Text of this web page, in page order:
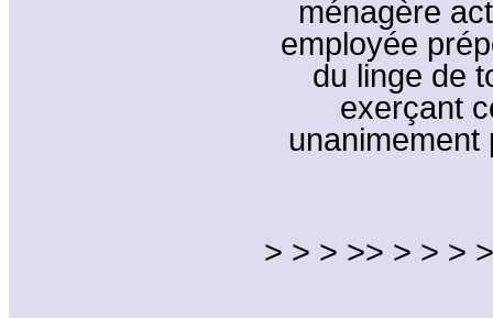
ménagère
employée
du linge de
exerçant
unanimement
> > > >> > > >